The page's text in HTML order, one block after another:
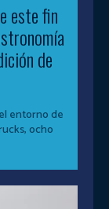
este fin
de
entorno de
ocho